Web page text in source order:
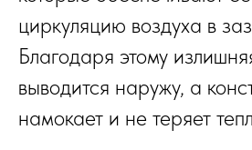
циркуляцию воздуха в
Благодаря этому
выводится наружу, а
намокает и не теряет